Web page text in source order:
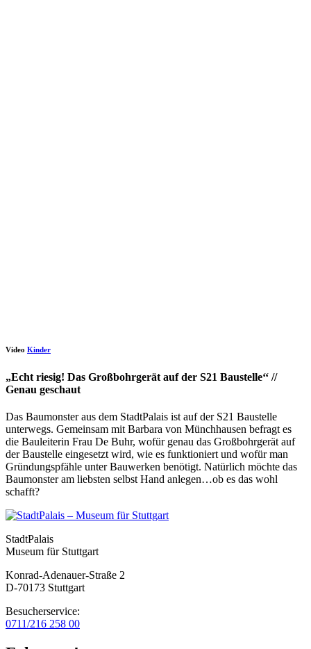
Video Kinder
„Echt riesig! Das Großbohrgerät auf der S21 Baustelle‘‘ //
Genau geschaut
Das Baumonster aus dem StadtPalais ist auf der S21 Baustelle
unterwegs. Gemeinsam mit Barbara von Münchhausen befragt es
die Bauleiterin Frau De Buhr, wofür genau das Großbohrgerät auf
der Baustelle eingesetzt wird, wie es funktioniert und wofür man
Gründungspfähle unter Bauwerken benötigt. Natürlich möchte das
Baumonster am liebsten selbst Hand anlegen…ob es das wohl
schafft?
StadtPalais
Museum für Stuttgart
Konrad-Adenauer-Straße 2
D-70173 Stuttgart
Besucherservice:
0711/216 258 00